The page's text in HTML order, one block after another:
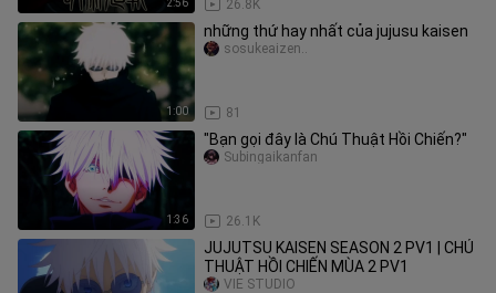
2:56 26.8K
1:00
những thứ hay nhất của jujusu kaisen
81
sosukeaizen..
1:36
"Bạn gọi đây là Chú Thuật Hồi Chiến?"
26.1K
Subingaikanfan
JUJUTSU KAISEN SEASON 2 PV1 | CHÚ
THUẬT HỒI CHIẾN MÙA 2 PV1
VIE STUDIO